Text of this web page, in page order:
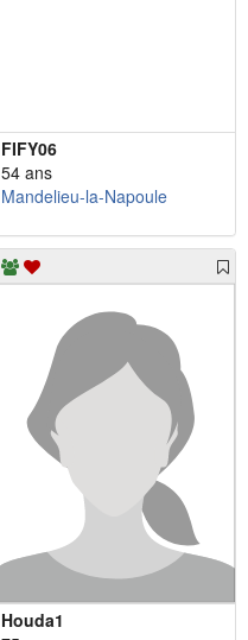
FIFY06
54 ans
Mandelieu-la-Napoule
Houda1